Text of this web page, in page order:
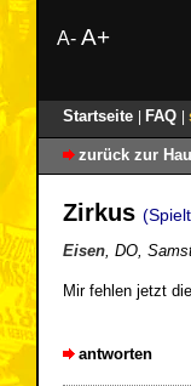
A- A+
Startseite FAQ
zurück zur
Zirkus
Eisen DO
Mir fehlen jetzt
antworten